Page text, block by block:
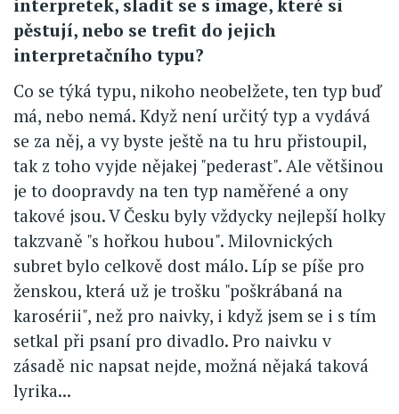
interpretek, sladit se s image, které si
pěstují, nebo se trefit do jejich
interpretačního typu?
Co se týká typu, nikoho neobelžete, ten typ buď
má, nebo nemá. Když není určitý typ a vydává
se za něj, a vy byste ještě na tu hru přistoupil,
tak z toho vyjde nějakej "pederast". Ale většinou
je to doopravdy na ten typ naměřené a ony
takové jsou. V Česku byly vždycky nejlepší holky
takzvaně "s hořkou hubou". Milovnických
subret bylo celkově dost málo. Líp se píše pro
ženskou, která už je trošku "poškrábaná na
karosérii", než pro naivky, i když jsem se i s tím
setkal při psaní pro divadlo. Pro naivku v
zásadě nic napsat nejde, možná nějaká taková
lyrika...